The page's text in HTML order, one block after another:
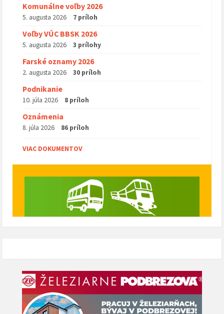
Komunálne voľby 2026
5. augusta 2026 7 príloh
Voľby VÚC BBSK 2026
5. augusta 2026 3 prílohy
Farské oznamy 2026
2. augusta 2026 30 príloh
Podnikanie
10. júla 2026 8 príloh
Oznámenia
8. júla 2026 86 príloh
VIAC DOKUMENTOV